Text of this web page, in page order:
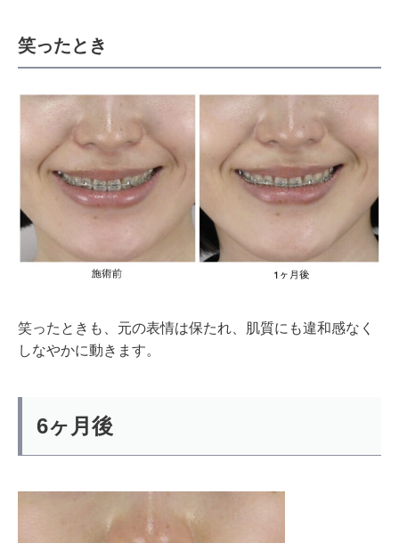
笑ったとき
笑ったときも、元の表情は保たれ、肌質にも違和感なく
しなやかに動きます。
6ヶ月後